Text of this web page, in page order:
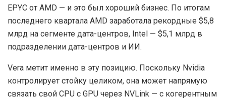
EPYC от AMD — и это был хороший бизнес. По итогам
последнего квартала AMD заработала рекордные $5,8
млрд на сегменте дата-центров, Intel — $5,1 млрд в
подразделении дата-центров и ИИ.
Vera метит именно в эту позицию. Поскольку Nvidia
контролирует стойку целиком, она может напрямую
связать свой CPU с GPU через NVLink — с когерентным